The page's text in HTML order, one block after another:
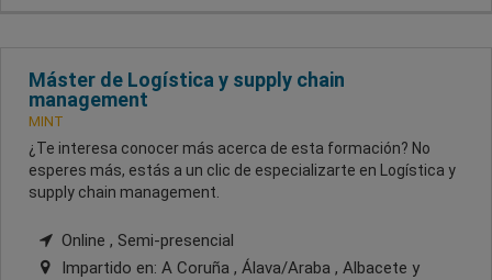
Máster de Logística y supply chain
management
MINT
¿Te interesa conocer más acerca de esta formación? No
esperes más, estás a un clic de especializarte en Logística y
supply chain management.
Online , Semi-presencial
Impartido en: A Coruña , Álava/Araba , Albacete y